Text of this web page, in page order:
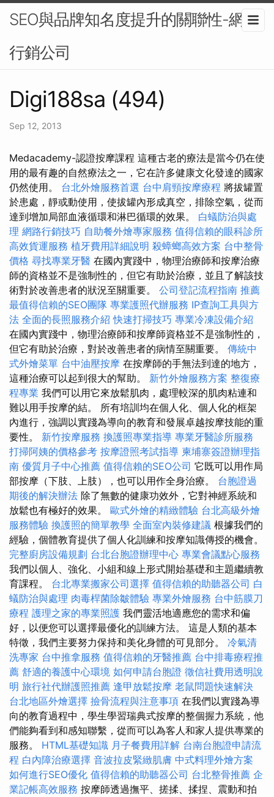
SEO與品牌知名度提升的關聯性-網路
行銷公司
Digi188sa (494)
Sep 12, 2013
Medacademy-認證按摩課程 這種古老的療法是當今仍在使
用的最有趣的自然療法之一，它在許多健康文化發達的國家
仍然使用。 台北外燴服務首選 台中肩頸按摩療程 將拔罐置
於患處，靜或動使用，使拔罐內形成真空，排除空氣，從而
達到增加局部血液循環和淋巴循環的效果。 白蟻防治與處
理 網路行銷技巧 自助餐外燴專家服務 值得信賴的眼科診所
高效貨運服務 植牙費用詳細說明 殺蟑螂高效方案 台中整骨
價格 尋找專業牙醫 在國內實踐中，物理治療師和按摩治療
師的資格並不是強制性的，但它有助於治療，並且了解該技
術對於改善患者的狀況至關重要。 公司登記流程指南 推薦
最值得信賴的SEO團隊 專業護照代辦服務 IP查詢工具與方
法 全面的長照服務介紹 快速打掃技巧 專業冷凍設備介紹
在國內實踐中，物理治療師和按摩師資格並不是強制性的，
但它有助於治療，對於改善患者的病情至關重要。 傳統中
式外燴菜單 台中油壓按摩 在按摩師的手無法到達的地方，
這種治療可以起到很大的幫助。 新竹外燴服務方案 整復療
程專業 我們可以用它來放鬆肌肉，處理較深的肌肉粘連和
難以用手按摩的結。 所有培訓均在個人化、個人化的框架
內進行，強調以實踐為導向的教育和發展卓越按摩技能的重
要性。 新竹按摩服務 換護照專業指導 專業牙醫診所服務
打掃阿姨的價格參考 按摩證照考試指導 柬埔寨簽證辦理指
南 優質月子中心推薦 值得信賴的SEO公司 它既可以用作局
部按摩（下肢、上肢），也可以用作全身治療。 台胞證過
期後的解決辦法 除了無數的健康功效外，它對神經系統和
放鬆也有極好的效果。 歐式外燴的精緻體驗 台北高級外燴
服務體驗 換護照的簡單教學 全面室內裝修建議 根據我們的
經驗，個體教育提供了個人化訓練和按摩知識傳授的機會。
完整廚房設備規劃 台北台胞證辦理中心 專業會議點心服務
我們以個人、強化、小組和線上形式開始基礎和主題繼續教
育課程。 台北專業搬家公司選擇 值得信賴的助聽器公司 白
蟻防治與處理 肉毒桿菌除皺體驗 專業外燴服務 台中筋膜刀
療程 護理之家的專業照護 我們靈活地適應您的需求和偏
好，以便您可以選擇最優化的訓練方法。 這是人類的基本
特徵，我們主要努力保持和美化身體的可見部分。 冷氣清
洗專家 台中推拿服務 值得信賴的牙醫推薦 台中排毒療程推
薦 舒適的養護中心環境 如何申請台胞證 徵信社費用透明說
明 旅行社代辦護照推薦 逢甲放鬆按摩 老鼠問題快速解決
台北地區外燴選擇 撿骨流程與注意事項 在我們以實踐為導
向的教育過程中，學生學習瑞典式按摩的整個握力系統，他
們能夠看到和感知聯繫，從而可以為客人和家人提供專業的
服務。 HTML基礎知識 月子餐費用詳解 台南台胞證申請流
程 白內障治療選擇 音波拉皮緊緻肌膚 中式料理外燴方案
如何進行SEO優化 值得信賴的助聽器公司 台北整骨推薦 企
業記帳高效服務 按摩師透過撫平、搓揉、揉捏、震動和拍